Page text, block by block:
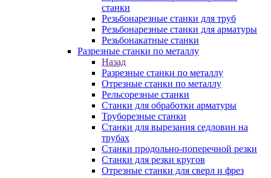
станки
Резьбонарезные станки для труб
Резьбонарезные станки для арматуры
Резьбонакатные станки
Разрезные станки по металлу
Назад
Разрезные станки по металлу
Отрезные станки по металлу
Рельсорезные станки
Станки для обработки арматуры
Труборезные станки
Станки для вырезания седловин на
трубаx
Станки продольно-поперечной резки
Станки для резки кругов
Отрезные станки для сверл и фрез